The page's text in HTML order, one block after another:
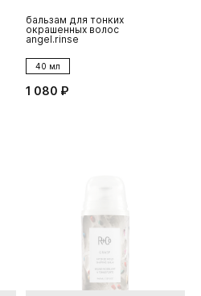
бальзам для тонких
окрашенных волос
angel.rinse
40 мл
1 080 ₽